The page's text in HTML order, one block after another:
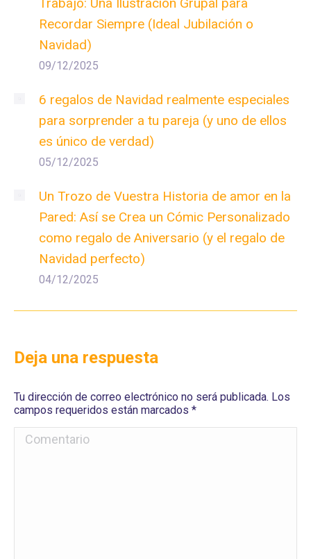
Recordar Siempre (Ideal Jubilación o
Navidad)
09/12/2025
6 regalos de Navidad realmente especiales
para sorprender a tu pareja (y uno de ellos
es único de verdad)
05/12/2025
Un Trozo de Vuestra Historia de amor en la
Pared: Así se Crea un Cómic Personalizado
como regalo de Aniversario (y el regalo de
Navidad perfecto)
04/12/2025
Deja una respuesta
Tu dirección de correo electrónico no será publicada. Los
campos requeridos están marcados *
Comentario